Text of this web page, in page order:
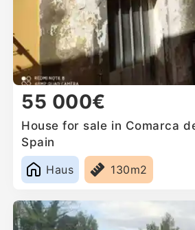
55 000€
House for sale in Comarca
Spain
Haus
130m2